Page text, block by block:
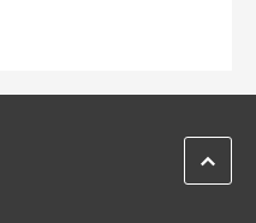
kartě
nové kartě
na nové kartě
ZPĚT